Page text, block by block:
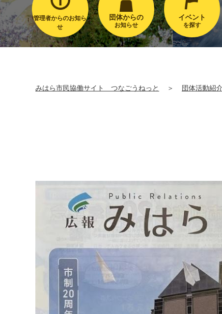
管理者からのお知ら
せ
団体からの
お知らせ
イベント
を探す
みはら市民協働サイト つなごうねっと ＞ 団体活動紹介